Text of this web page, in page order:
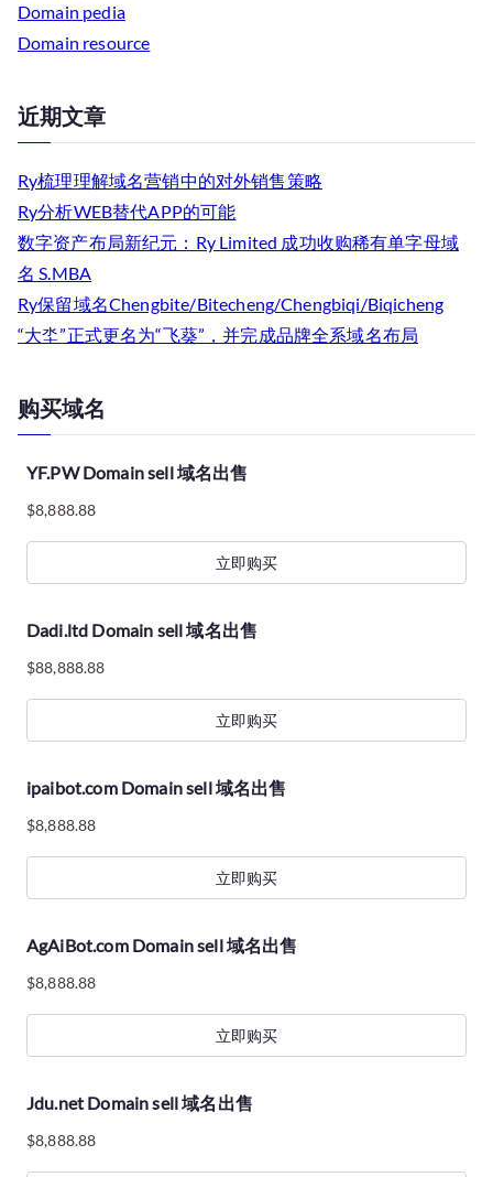
Domain pedia
Domain resource
近期文章
Ry梳理理解域名营销中的对外销售策略
Ry分析WEB替代APP的可能
数字资产布局新纪元：Ry Limited 成功收购稀有单字母域
名 S.MBA
Ry保留域名Chengbite/Bitecheng/Chengbiqi/Biqicheng
“大坔”正式更名为“飞葵”，并完成品牌全系域名布局
购买域名
YF.PW Domain sell 域名出售
$8,888.88
立即购买
Dadi.ltd Domain sell 域名出售
$88,888.88
立即购买
ipaibot.com Domain sell 域名出售
$8,888.88
立即购买
AgAiBot.com Domain sell 域名出售
$8,888.88
立即购买
Jdu.net Domain sell 域名出售
$8,888.88